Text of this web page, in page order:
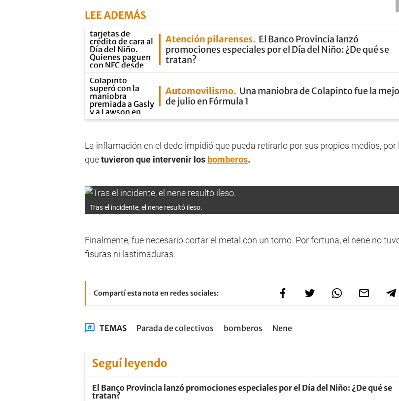
LEE ADEMÁS
Atención pilarenses El Banco Provincia lanzó
promociones especiales por el Día del Niño: ¿De qué se
tratan?
Automovilismo Una maniobra de Colapinto fue la
de julio en Fórmula 1
La inflamación en el dedo impidió que pueda retirarlo por sus propios medios, por
quetuvieron que intervenir los bomberos.
Tras el incidente, el nene resultó ileso.
Finalmente, fue necesario cortar el metal con un torno. Por fortuna, el nene no
fisuras ni lastimaduras.
Compartí esta nota en redes sociales:
TEMAS Parada de colectivos bomberos Nene
Seguí leyendo
El Banco Provincia lanzó promociones especiales por el Día del Niño: ¿De qué se
tratan?